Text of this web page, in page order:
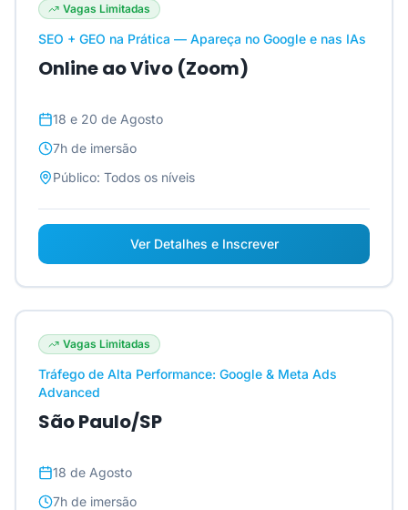
Vagas Limitadas
SEO + GEO na Prática — Apareça no Google e nas IAs
Online ao Vivo (Zoom)
18 e 20 de Agosto
7h de imersão
Público: Todos os níveis
Ver Detalhes e Inscrever
Vagas Limitadas
Tráfego de Alta Performance: Google & Meta Ads
Advanced
São Paulo/SP
18 de Agosto
7h de imersão